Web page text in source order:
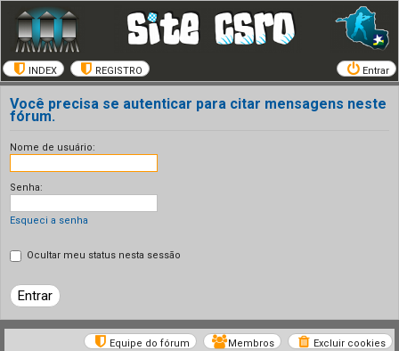
INDEX REGISTRO Entrar
Você precisa se autenticar para citar mensagens neste
fórum.
Nome de usuário:
Senha:
Esqueci a senha
Ocultar meu status nesta sessão
Excluir cookies
Membros
Equipe do fórum